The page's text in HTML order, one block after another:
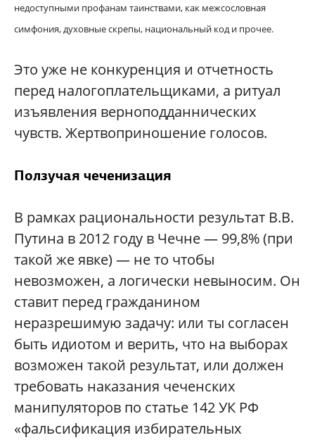
недоступными профанам таинствами, как межсословная
симфония, духовные скрепы, национальный код и прочее.
Это уже не конкуренция и отчетность
перед налогоплательщиками, а ритуал
изъявления верноподданнических
чувств. Жертвоприношение голосов.
Ползучая чеченизация
В рамках рациональности результат В.В.
Путина в 2012 году в Чечне — 99,8% (при
такой же явке) — не то чтобы
невозможен, а логически невыносим. Он
ставит перед гражданином
неразрешимую задачу: или ты согласен
быть идиотом и верить, что на выборах
возможен такой результат, или должен
требовать наказания чеченских
манипуляторов по статье 142 УК РФ
«фальсификация избирательных